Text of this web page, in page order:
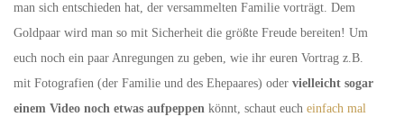
man sich entschieden hat, der versammelten Familie vorträgt. Dem
Goldpaar wird man so mit Sicherheit die größte Freude bereiten! Um
euch noch ein paar Anregungen zu geben, wie ihr euren Vortrag z.B.
mit Fotografien (der Familie und des Ehepaares) oder vielleicht sogar
einem Video noch etwas aufpeppen könnt, schaut euch einfach mal